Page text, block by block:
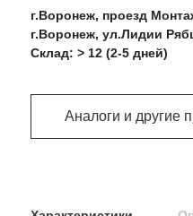
г.Воронеж, проезд
г.Воронеж, ул.Лидии
Склад: > 12 (2-5 дней)
Аналоги и другие